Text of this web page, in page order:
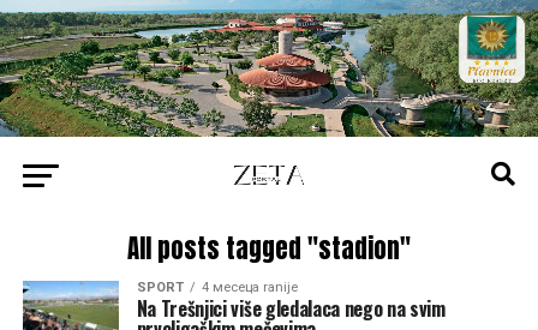
All posts tagged "stadion"
SPORT 4 месеца ranije
Na Trešnjici više gledalaca nego na svim